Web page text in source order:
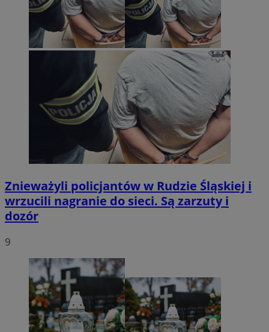
Znieważyli policjantów w Rudzie Śląskiej i
wrzucili nagranie do sieci. Są zarzuty i
dozór
9